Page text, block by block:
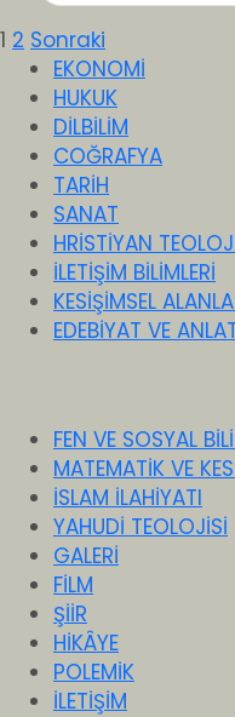
Yazı
sayfalandırması
1 2 Sonraki
EKONOMİ
HUKUK
DİLBİLİM
COĞRAFYA
TARİH
SANAT
HRİSTİYAN
İLETİŞİM BİLİMLERİ
KESİŞİMSEL
EDEBİYAT VE
FEN VE SOSYAL
MATEMATİK VE
İSLAM İLAHİYATI
YAHUDİ TEOLOJİSİ
GALERİ
FİLM
ŞİİR
HİKÂYE
POLEMİK
İLETİŞİM